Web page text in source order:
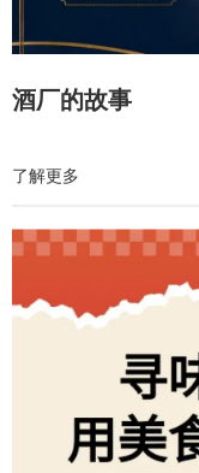
酒厂的故事
了解更多